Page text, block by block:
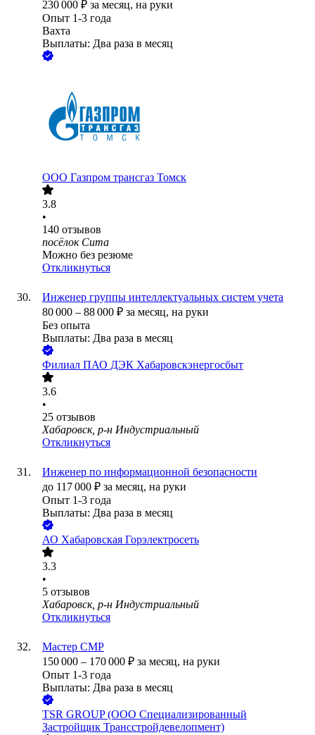
230 000 ₽ за месяц, на руки
Опыт 1-3 года
Вахта
Выплаты: Два раза в месяц
ООО Газпром трансгаз Томск
3.8
•
140 отзывов
посёлок Сита
Можно без резюме
Откликнуться
Инженер группы интеллектуальных систем учета
80 000 – 88 000 ₽ за месяц, на руки
Без опыта
Выплаты: Два раза в месяц
Филиал ПАО ДЭК Хабаровскэнергосбыт
3.6
•
25 отзывов
Хабаровск, р-н Индустриальный
Откликнуться
Инженер по информационной безопасности
до 117 000 ₽ за месяц, на руки
Опыт 1-3 года
Выплаты: Два раза в месяц
АО Хабаровская Горэлектросеть
3.3
•
5 отзывов
Хабаровск, р-н Индустриальный
Откликнуться
Мастер СМР
150 000 – 170 000 ₽ за месяц, на руки
Опыт 1-3 года
Выплаты: Два раза в месяц
TSR GROUP (ООО Специализированный
Застройщик Трансстройдевелопмент)